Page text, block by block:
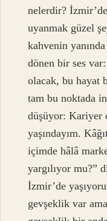
nelerdir?
uyanmak güzel
kahvenin
dönen bir ses
olacak, bu hayat
tam bu noktada
düşüyor: Kariyer
yaşındayım.
içimde hâlâ
yargılıyor mu?”
İzmir’de
gevşeklik var